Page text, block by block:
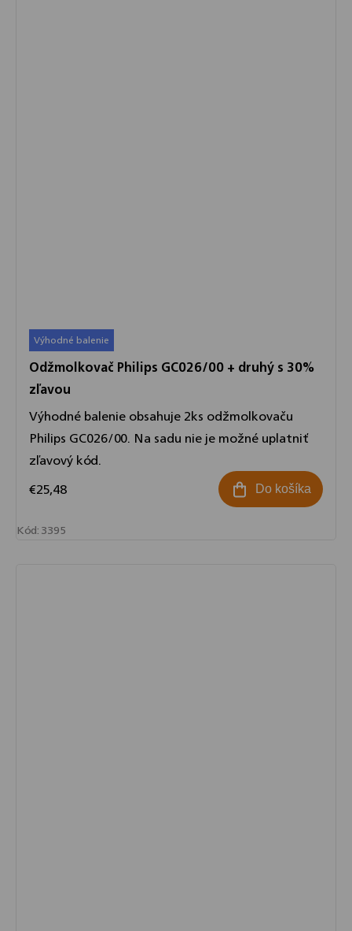
Výhodné balenie
Odžmolkovač Philips GC026/00 + druhý s 30%
zľavou
€25,48 Do košíka
Výhodné balenie obsahuje 2ks odžmolkovaču
Philips GC026/00. Na sadu nie je možné uplatniť
zľavový kód.
Kód:3395